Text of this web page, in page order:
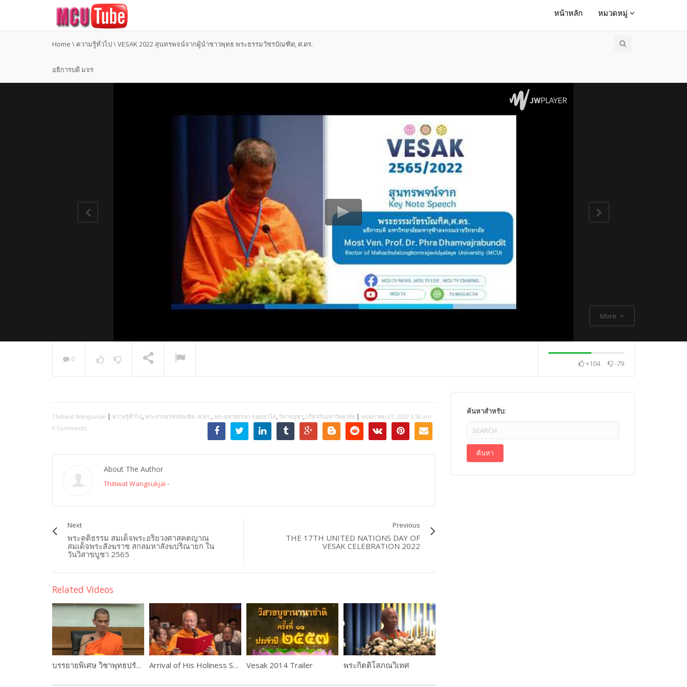
หน้าหลัก หมวดหมู่
Home \ ความรู้ทั่วไป\VESAK 2022 สุนทรพจน์จากผู้นำชาวพุทธ พระธรรมวัชรบัณฑิต, ศ.ดร.
อธิการบดี มจร
More
Most Ven Dr. Thch Quang
0 +104 -79
Thitiwat Wangsukjai | ความรู้ทั่วไป, พระธรรมวัชรบัณฑิต, ศ.ดร., พระมหาหรรษา ธมฺมหาโส, วิสาขบูชา, เกี่ยวกับมหาวิทยาลัย | พฤษภาคม 27, 2022 5:50 am
0 Comments
About The Author
Thitiwat Wangsukjai -
Next
พระคติธรรม สมเด็จพระอริยวงศาสคตญาณ
สมเด็จพระสังฆราช สกลมหาสังฆปริณายก ใน
วันวิสาขบูชา 2565
Previous
THE 17TH UNITED NATIONS DAY OF
VESAK CELEBRATION 2022
Related Videos
บรรยายพิเศษ วิชาพุทธปรัชญาแห่งศาสตร์ เรื่อง”การเข้าถึงความรู้” โดย พระราชปริยัติกวี, ศ.ดร. รองอธิการบดีฝ่ายวิชาการ Arrival of His Holiness Somdet Phra Ariyavangsagatayana Vesak 2014 Trailer พระกิตติโสภณวิเทศ
ค้นหาสำหรับ: